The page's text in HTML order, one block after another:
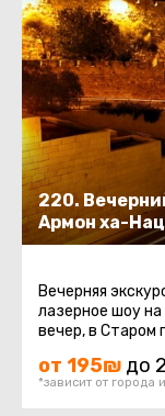
220.
Армон ха-
Вечерняя
лазерное шоу
вечер, в Старом городе все
от 195₪ до
*зависит от города